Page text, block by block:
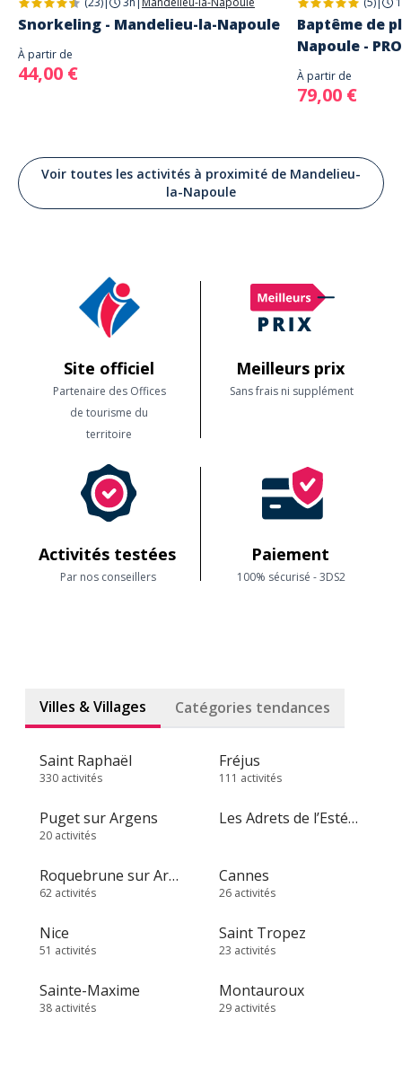
Snorkeling - Mandelieu-la-Napoule
À partir de
44,00 €
Baptême de
Napoule -
À partir de
79,00 €
Voir toutes les activités à proximité de Mandelieu-
la-Napoule
Site officiel
Partenaire des Offices
de tourisme du
territoire
Meilleurs prix
Sans frais ni supplément
Activités testées
Par nos conseillers
Paiement
100% sécurisé - 3DS2
Villes & Villages Catégories tendances
Saint Raphaël
330 activités
Fréjus
111 activités
Puget sur Argens
20 activités
Les Adrets de l’Estérel
Roquebrune sur Argens
62 activités
Cannes
26 activités
Nice
51 activités
Saint Tropez
23 activités
Sainte-Maxime
38 activités
Montauroux
29 activités